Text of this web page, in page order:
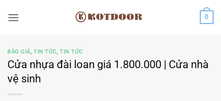
qua
0
BÁO GIÁ,TIN TỨC,TIN TỨC
Cửa nhựa đài loan giá 1.800.000 | Cửa nhà
vệ sinh